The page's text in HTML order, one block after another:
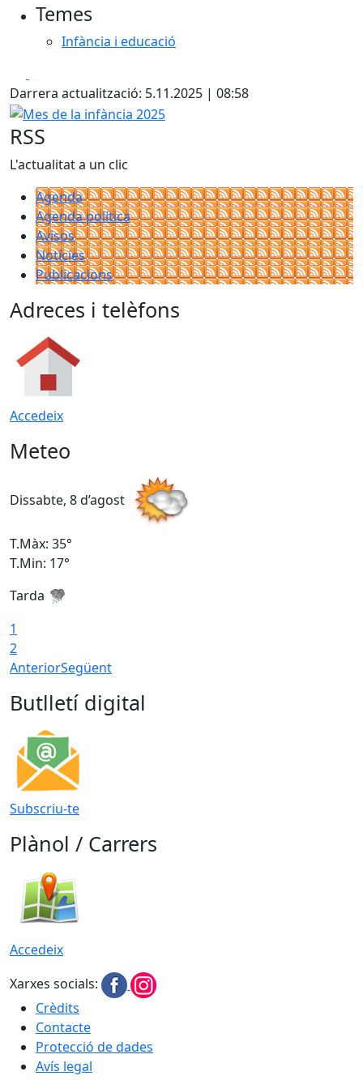
Temes
Infància i educació
Darrera actualització: 5.11.2025 | 08:58
Mes de la infància 2025
RSS
L'actualitat a un clic
Agenda
Agenda política
Avisos
Notícies
Publicacions
Adreces i telèfons
Accedeix
Meteo
Dissabte, 8 d’agost
T.Màx: 35°
T.Min: 17°
Tarda
1
2
AnteriorSegüent
Butlletí digital
Subscriu-te
Plànol / Carrers
Accedeix
Xarxes socials:
Crèdits
Contacte
Protecció de dades
Avís legal